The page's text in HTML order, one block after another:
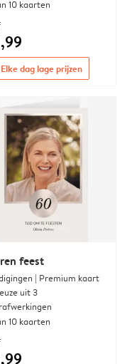
10 kaarten
Elke dag lage prijzen
feest
| Premium kaart
uit 3
10 kaarten